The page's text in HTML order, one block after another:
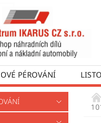
PÉROVÁNÍ
DÍLY PRO
MOTORU